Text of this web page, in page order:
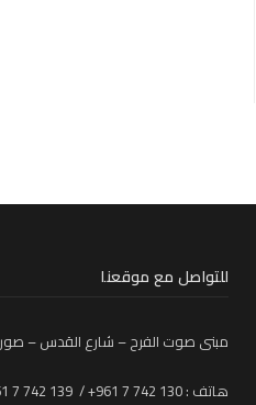
للتواصل مع موقعنا
مبنى صوت الفرح – شارع القدس – صور
هاتف : 130 742 7 961+ / 139 742 7 961+ لبنان